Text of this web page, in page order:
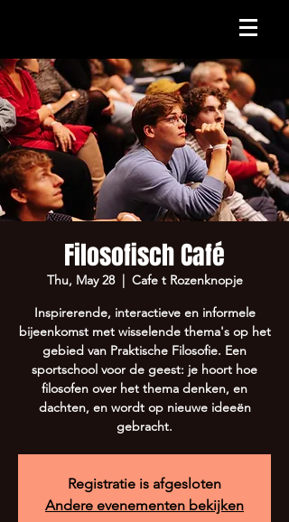
Filosofisch Café
Thu, May 28
  |
Cafe t Rozenknopje
Inspirerende, interactieve en informele
bijeenkomst met wisselende thema's op het
gebied van Praktische Filosofie. Een
sportschool voor de geest: je hoort hoe
filosofen over het thema denken, en
dachten, en wordt op nieuwe ideeën
gebracht.
Registratie is afgesloten
Andere evenementen bekijken